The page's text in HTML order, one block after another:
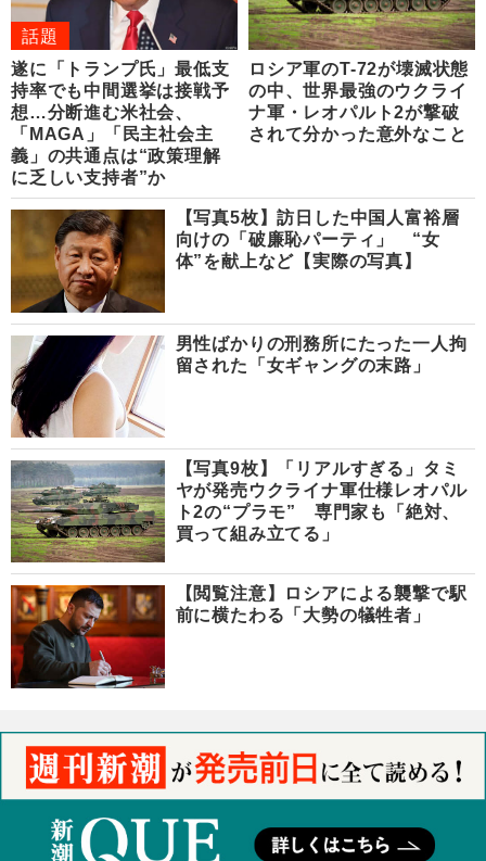
話題
遂に「トランプ氏」最低支
持率でも中間選挙は接戦予
想…分断進む米社会、
「MAGA」「民主社会主
義」の共通点は“政策理解
に乏しい支持者”か
ロシア軍のT-72が壊滅状態
の中、世界最強のウクライ
ナ軍・レオパルト2が撃破
されて分かった意外なこと
【写真5枚】訪日した中国人富裕層
向けの「破廉恥パーティ」 “女
体”を献上など【実際の写真】
男性ばかりの刑務所にたった一人拘
留された「女ギャングの末路」
【写真9枚】「リアルすぎる」タミ
ヤが発売ウクライナ軍仕様レオパル
ト2の“プラモ” 専門家も「絶対、
買って組み立てる」
【閲覧注意】ロシアによる襲撃で駅
前に横たわる「大勢の犠牲者」